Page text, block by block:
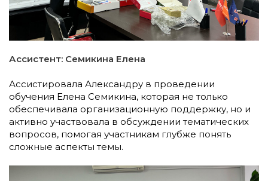
Ассистент: Семикина Елена
Ассистировала Александру в проведении
обучения Елена Семикина, которая не только
обеспечивала организационную поддержку, но и
активно участвовала в обсуждении тематических
вопросов, помогая участникам глубже понять
сложные аспекты темы.